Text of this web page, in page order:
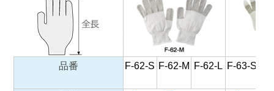
品番 F-62-S F-62-M F-62-L F-63-S